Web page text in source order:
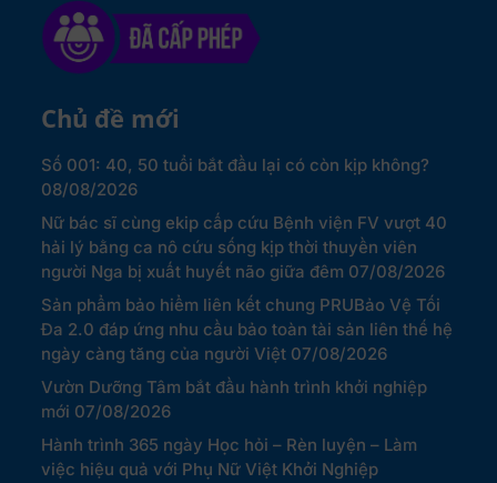
Chủ đề mới
Số 001: 40, 50 tuổi bắt đầu lại có còn kịp không?
08/08/2026
Nữ bác sĩ cùng ekip cấp cứu Bệnh viện FV vượt 40
hải lý bằng ca nô cứu sống kịp thời thuyền viên
người Nga bị xuất huyết não giữa đêm 07/08/2026
Sản phẩm bảo hiểm liên kết chung PRUBảo Vệ Tối
Đa 2.0 đáp ứng nhu cầu bảo toàn tài sản liên thế hệ
ngày càng tăng của người Việt 07/08/2026
Vườn Dưỡng Tâm bắt đầu hành trình khởi nghiệp
mới 07/08/2026
Hành trình 365 ngày Học hỏi – Rèn luyện – Làm
việc hiệu quả với Phụ Nữ Việt Khởi Nghiệp